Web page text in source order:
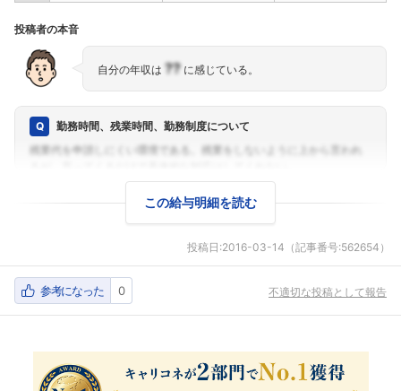
投稿者の本音
自分の年収は ??に感じている。
勤務時間、残業時間、勤務制度について
この給与明細を読む
投稿日:2016-03-14 （記事番号:562654）
参考になった 0 不適切な投稿として報告